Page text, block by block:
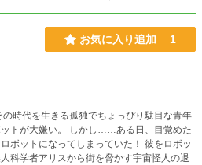
お気に入り追加 1
の時代を生きる孤独でちょっぴり駄目な青年
ットが大嫌い。 しかし……ある日、目覚めた
ボットになってしまっていた！ 彼をロボッ
科学者アリスから街を脅かす宇宙怪人の退